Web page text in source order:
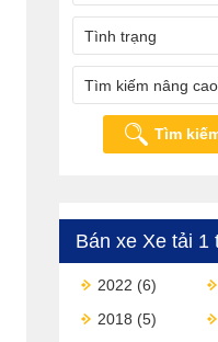
Tình trạng
Tìm kiếm nâng cao
Tìm
2022 (6)
2018 (5)